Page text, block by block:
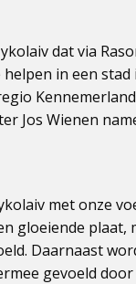
dat via
in een
Jos Wienen
met onze
gloeiende
Daarnaast
gevoeld door